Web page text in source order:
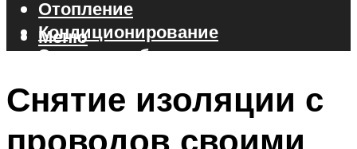
Отопление
Кондиционирование
Электроснабжение
Меню
Меню
Снятие изоляции с
проводов своими